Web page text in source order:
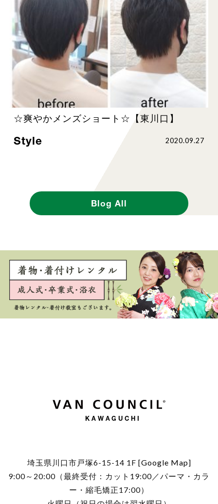
☆爽やかメンズショート☆【東川口】
Style 2020.09.27
Blog All
KAWAGUCHI
埼玉県川口市戸塚6-15-14 1F [Google Map]
9:00～20:00（最終受付：カット19:00／パーマ・カラ
ー・縮毛矯正17:00）